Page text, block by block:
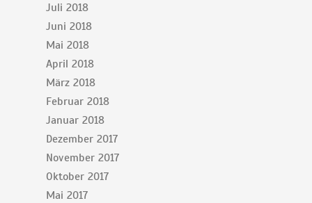
Juli 2018
Juni 2018
Mai 2018
April 2018
März 2018
Februar 2018
Januar 2018
Dezember 2017
November 2017
Oktober 2017
Mai 2017